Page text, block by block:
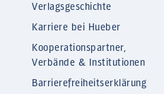
Verlagsgeschichte
Karriere bei Hueber
Kooperationspartner,
Verbände & Institutionen
Barrierefreiheitserklärung